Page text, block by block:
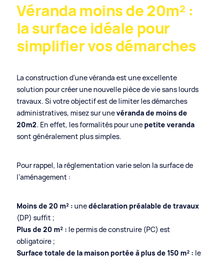
Véranda moins de 20m² :
la surface idéale pour
simplifier vos démarches
La construction d’une véranda est une excellente
solution pour créer une nouvelle pièce de vie sans lourds
travaux. Si votre objectif est de limiter les démarches
administratives, misez sur unevéranda de moins de
20m2. En effet, les formalités pour une petite veranda
sont généralement plus simples.
Pour rappel, la réglementation varie selon la surface de
l’aménagement :
Moins de 20 m² : unedéclaration préalable de travaux
(DP) suffit ;
Plus de 20 m² : le permis de construire (PC) est
obligatoire ;
Surface totale de la maison portée à plus de 150 m² : le